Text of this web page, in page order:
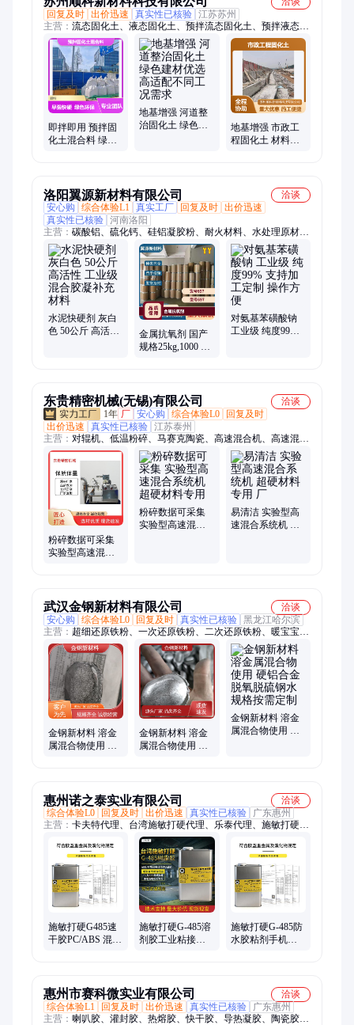
回复及时 出价迅速 真实性已核验 江苏苏州
主营： 流态固化土、液态固化土、预拌流态固化土、预拌液态固
化土、自密实固化土、固化剂
即拌即用 预拌固
化土混合料 绿色
地基增强 河道整
治固化土 绿色建
地基增强 市政工
程固化土 材料利
洛阳翼源新材料有限公司
洽谈
安心购
综合体验L1 真实工厂 回复及时 出价迅速
真实性已核验 河南洛阳
主营： 碳酸铝、硫化钙、硅铝凝胶粉、耐火材料、水处理原材
料、工业磷酸镁、闪点提高剂、表面活性剂
水泥快硬剂 灰白
色 50公斤 高活性
金属抗氧剂 国产
规格25kg,1000 咨
对氨基苯磺酸钠
工业级 纯度99%
东贵精密机械(无锡)有限公司
洽谈
1年 厂 安心购 综合体验L0
回复及时
出价迅速
真实性已核验 江苏泰州
主营： 对辊机、低温粉碎、马赛克陶瓷、高速混合机、高速混合
系统机、气流分级机、气流粉碎机、气流分级系统、气流粉碎系
粉碎数据可采集
实验型高速混合
粉碎数据可采集
实验型高速混合
易清洁 实验型高
速混合系统机 超
武汉金钢新材料有限公司
洽谈
安心购
综合体验L0 回复及时 真实性已核验 黑龙江哈尔滨
主营： 超细还原铁粉、一次还原铁粉、二次还原铁粉、暖宝宝用
铁粉、铁粉加工定制、食品脱氧剂用铁粉、高纯度铁粉末、金属
置换还原铁粉、铁粉刹车片用
金钢新材料 溶金
属混合物使用 硬
金钢新材料 溶金
属混合物使用 硬
金钢新材料 溶金
属混合物使用 硬
惠州诺之泰实业有限公司
洽谈
综合体验L0
回复及时 出价迅速 真实性已核验
广东惠州
主营： 卡夫特代理、台湾施敏打硬代理、乐泰代理、施敏打硬
AB胶、磁路胶、喇叭胶、施敏打硬Y-358AB、施敏打硬575H、
四氟防腐胶水、钢衬四氟防腐胶水、卡夫特硅胶、环氧AB胶、
密封胶、瞬干胶、导热硅胶、卡夫特导热硅脂、卡夫特丙烯酸
AB胶、卡夫特黄胶、导热凝胶、卡夫特PUR热熔胶、UV胶、卡
夫特导电胶、卡夫特密封脂、金属胶、高温胶
施敏打硬G485速
干胶PC/ABS 混合
施敏打硬G-485溶
剂胶工业粘接电
施敏打硬G-485防
水胶粘剂手机专
惠州市赛科微实业有限公司
洽谈
综合体验L1
回复及时 出价迅速 真实性已核验
广东惠州
主营： 喇叭胶、灌封胶、热熔胶、快干胶、导热凝胶、陶瓷胶、